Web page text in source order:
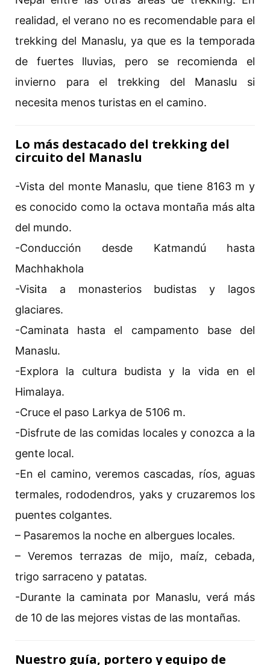
realidad, el verano no es recomendable para el
trekking del Manaslu, ya que es la temporada
de fuertes lluvias, pero se recomienda el
invierno para el trekking del Manaslu si
necesita menos turistas en el camino.
Lo más destacado del trekking del
circuito del Manaslu
-Vista del monte Manaslu, que tiene 8163 m y
es conocido como la octava montaña más alta
del mundo.
-Conducción desde Katmandú hasta
Machhakhola
-Visita a monasterios budistas y lagos
glaciares.
-Caminata hasta el campamento base del
Manaslu.
-Explora la cultura budista y la vida en el
Himalaya.
-Cruce el paso Larkya de 5106 m.
-Disfrute de las comidas locales y conozca a la
gente local.
-En el camino, veremos cascadas, ríos, aguas
termales, rododendros, yaks y cruzaremos los
puentes colgantes.
– Pasaremos la noche en albergues locales.
– Veremos terrazas de mijo, maíz, cebada,
trigo sarraceno y patatas.
-Durante la caminata por Manaslu, verá más
de 10 de las mejores vistas de las montañas.
Nuestro guía, portero y equipo de